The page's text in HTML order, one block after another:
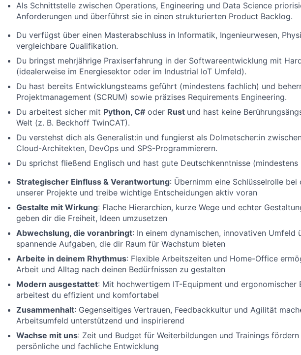
Als Schnittstelle zwischen Operations, Engineering und Data Science
Anforderungen und überführst sie in einen strukturierten Product Backlog.
Du verfügst über einen Masterabschluss in Informatik, Ingenieurwesen,
vergleichbare Qualifikation.
Du bringst mehrjährige Praxiserfahrung in der Softwareentwicklung mit
(idealerweise im Energiesektor oder im Industrial IoT Umfeld).
Du hast bereits Entwicklungsteams geführt (mindestens fachlich) und
Projektmanagement (SCRUM) sowie präzises Requirements Engineering.
Du arbeitest sicher mit Python, C# oder Rust und hast keine
Welt (z. B. Beckhoff TwinCAT).
Du verstehst dich als Generalist:in und fungierst als Dolmetscher:in
Cloud-Architekten, DevOps und SPS-Programmierern.
Du sprichst fließend Englisch und hast gute Deutschkenntnisse (mindestens
Strategischer Einfluss & Verantwortung: Übernimm eine Schlüsselrolle bei
unserer Projekte und treibe wichtige Entscheidungen aktiv voran
Gestalte mit Wirkung: Flache Hierarchien, kurze Wege und echter
geben dir die Freiheit, Ideen umzusetzen
Abwechslung, die voranbringt: In einem dynamischen, innovativen Umfeld
spannende Aufgaben, die dir Raum für Wachstum bieten
Arbeite in deinem Rhythmus: Flexible Arbeitszeiten und Home-Office
Arbeit und Alltag nach deinen Bedürfnissen zu gestalten
Modern ausgestattet: Mit hochwertigem IT-Equipment und ergonomischer
arbeitest du effizient und komfortabel
Zusammenhalt: Gegenseitiges Vertrauen, Feedbackkultur und Agilität
Arbeitsumfeld unterstützend und inspirierend
Wachse mit uns: Zeit und Budget für Weiterbildungen und Trainings fördern
persönliche und fachliche Entwicklung